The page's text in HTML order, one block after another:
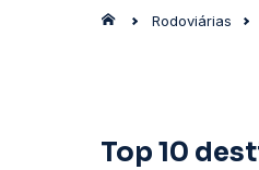
Rodoviárias
Top 10